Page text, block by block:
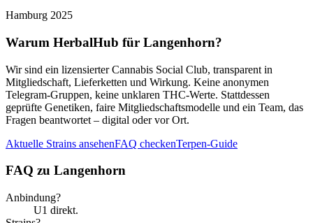
Hamburg 2025
Warum HerbalHub für Langenhorn?
Wir sind ein lizensierter Cannabis Social Club, transparent in
Mitgliedschaft, Lieferketten und Wirkung. Keine anonymen
Telegram-Gruppen, keine unklaren THC-Werte. Stattdessen
geprüfte Genetiken, faire Mitgliedschaftsmodelle und ein Team, das
Fragen beantwortet – digital oder vor Ort.
Aktuelle Strains ansehenFAQ checkenTerpen-Guide
FAQ zu Langenhorn
Anbindung?
U1 direkt.